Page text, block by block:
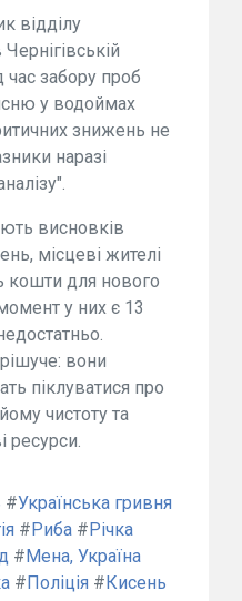
відділу
Чернігівській
час забору проб
у водоймах
знижень не
наразі
висновків
місцеві жителі
кошти для нового
у них є 13
вони
піклуватися про
чистоту та
ресурси.
#Українська гривня
# Риба # Річка
# Мена, Україна
# Поліція # Кисень